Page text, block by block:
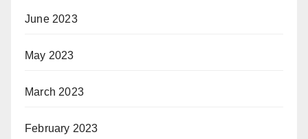
June 2023
May 2023
March 2023
February 2023